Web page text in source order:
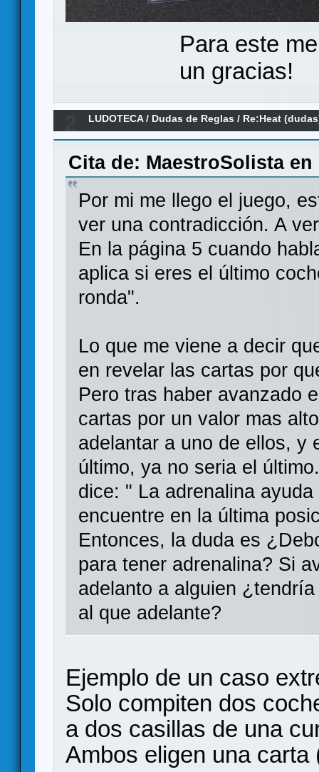
Para este
un gracias!
LUDOTECA/ Dudas de Reglas / Re:Heat
Cita de: MaestroSolista en
Por mi me llego el juego,
ver una contradicción. A
En la página 5 cuando
aplica si eres el último
ronda".
Lo que me viene a decir
en revelar las cartas por
Pero tras haber avanzado
cartas por un valor mas
adelantar a uno de ellos, y
último, ya no seria el
dice: " La adrenalina
encuentre en la última
Entonces, la duda es
para tener adrenalina? Si
adelanto a alguien
al que adelante?
Ejemplo de un caso
Solo compiten dos
a dos casillas de una
Ambos eligen una